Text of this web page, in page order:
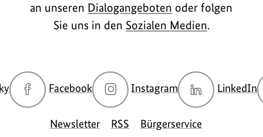
an unseren Dialogangeboten oder folgen
Sie uns in den Sozialen Medien.
zur
Bluesky-
Seite
Facebook
zur
Facebook-
Seite
des
Instagram
zur
Instagram-
Seite
des
LinkedIn
Newsletter RSS Bürgerservice